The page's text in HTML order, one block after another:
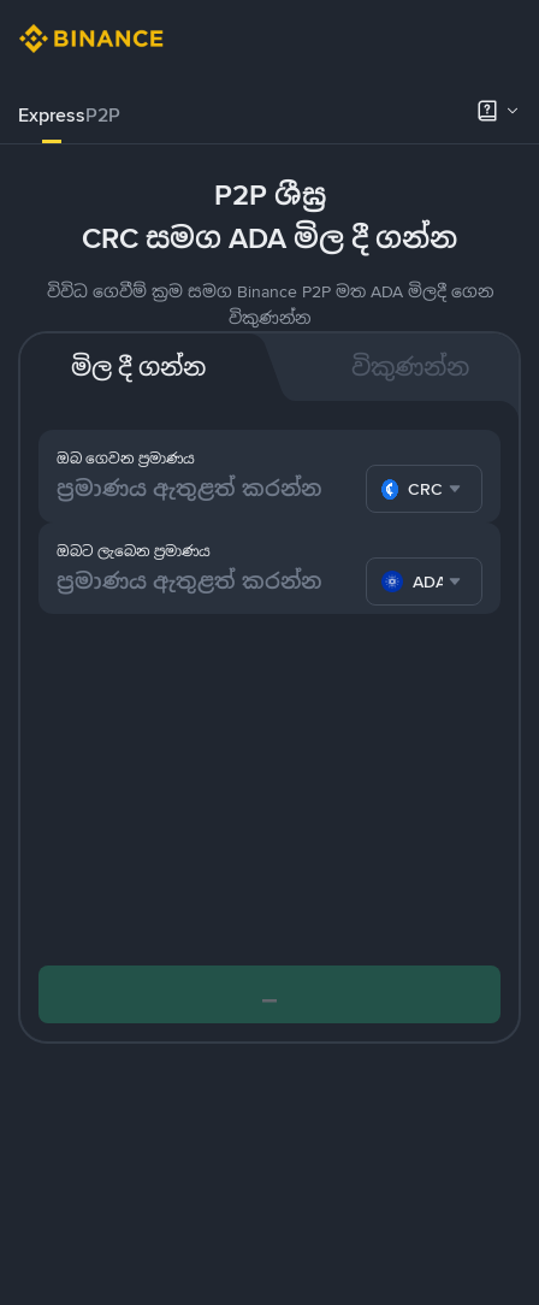
ExpressP2P
P2P ශීඝ්‍ර
CRC සමග ADA මිල දී ගන්න
විවිධ ගෙවීම් ක්‍රම සමග Binance P2P මත ADA මිලදී ගෙන
විකුණන්න
මිල දී ගන්න විකුණන්න
ඔබ ගෙවන ප්‍රමාණය
CRC
ඔබට ලැබෙන ප්‍රමාණය
ADA